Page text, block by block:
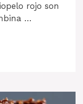
rojo son
…